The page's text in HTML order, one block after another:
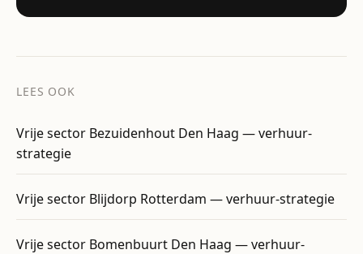
LEES OOK
Vrije sector Bezuidenhout Den Haag — verhuur-
strategie
Vrije sector Blijdorp Rotterdam — verhuur-strategie
Vrije sector Bomenbuurt Den Haag — verhuur-